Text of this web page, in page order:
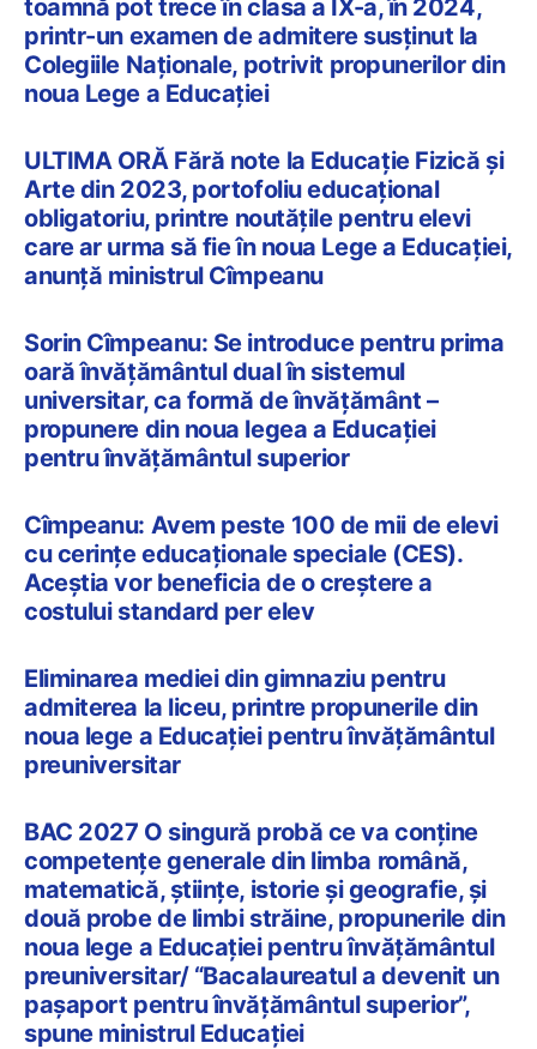
toamnă pot trece în clasa a IX-a, în 2024,
printr-un examen de admitere susținut la
Colegiile Naționale, potrivit propunerilor din
noua Lege a Educației
ULTIMA ORĂ Fără note la Educație Fizică și
Arte din 2023, portofoliu educațional
obligatoriu, printre noutățile pentru elevi
care ar urma să fie în noua Lege a Educației,
anunță ministrul Cîmpeanu
Sorin Cîmpeanu: Se introduce pentru prima
oară învățământul dual în sistemul
universitar, ca formă de învățământ –
propunere din noua legea a Educației
pentru învățământul superior
Cîmpeanu: Avem peste 100 de mii de elevi
cu cerințe educaționale speciale (CES).
Aceștia vor beneficia de o creștere a
costului standard per elev
Eliminarea mediei din gimnaziu pentru
admiterea la liceu, printre propunerile din
noua lege a Educației pentru învățământul
preuniversitar
BAC 2027 O singură probă ce va conține
competențe generale din limba română,
matematică, științe, istorie și geografie, și
două probe de limbi străine, propunerile din
noua lege a Educației pentru învățământul
preuniversitar/ “Bacalaureatul a devenit un
pașaport pentru învățământul superior”,
spune ministrul Educației